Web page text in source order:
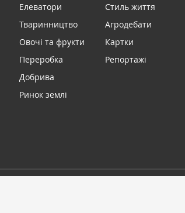
Елеватори
Тваринництво
Овочі та фрукти
Переробка
Добрива
Ринок землі
Стиль життя
Агродебати
Картки
Репортажі